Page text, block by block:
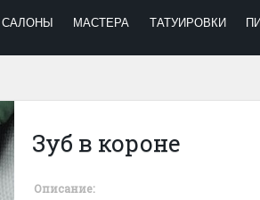
САЛОНЫ МАСТЕРА ТАТУИРОВКИ
Зуб в короне
Описание: